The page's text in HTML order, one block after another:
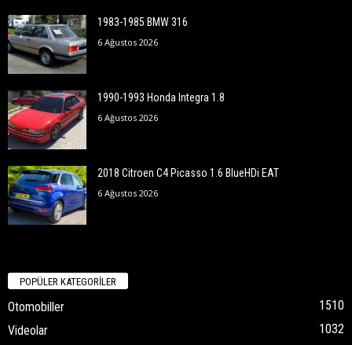
1983-1985 BMW 316
6 Ağustos 2026
1990-1993 Honda Integra 1.8
6 Ağustos 2026
2018 Citroen C4 Picasso 1.6 BlueHDi EAT
6 Ağustos 2026
POPÜLER KATEGORİLER
Otomobiller
1510
Videolar
1032